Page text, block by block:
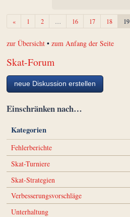
«Zurück1 2 … 16 17 18 19
zur Übersicht •zum Anfang der Seite
Skat-Forum
neue Diskussion erstellen
Einschränken nach…
Kategorien
Fehlerberichte
Skat-Turniere
Skat-Strategien
Verbesserungsvorschläge
Unterhaltung